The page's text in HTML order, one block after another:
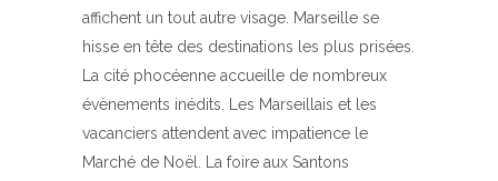
affichent un tout autre visage. Marseille se
hisse en tête des destinations les plus prisées.
La cité phocéenne accueille de nombreux
évènements inédits. Les Marseillais et les
vacanciers attendent avec impatience le
Marché de Noël. La foire aux Santons